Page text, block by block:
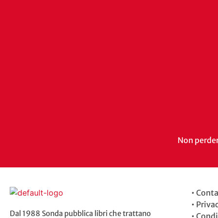
Non
Dal 1988 Sonda pubblica libri che trattano
•
•